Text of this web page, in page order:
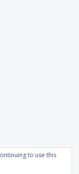
to use this